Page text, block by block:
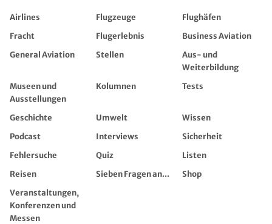
Airlines Flugzeuge
Flughäfen
Fracht
Flugerlebnis
Business Aviation
General Aviation
Stellen
Aus- und
Weiterbildung
Museen und
Ausstellungen
Kolumnen Tests
Geschichte Umwelt
Wissen
Podcast
Interviews
Sicherheit
Fehlersuche
Quiz
Listen
Reisen
Sieben Fragen an...
Shop
Veranstaltungen,
Konferenzen und
Messen